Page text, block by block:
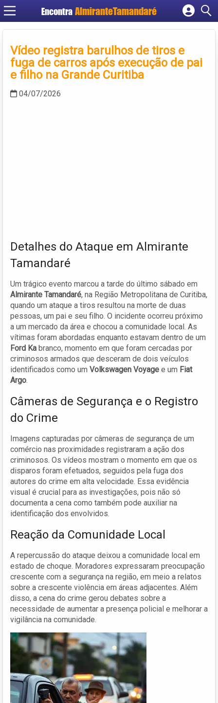
Encontra
Cadastrar empresa
Criar conta
Vídeo registra barulhos de tiros e
fuga de carros após execução de pai
e filho na Grande Curitiba
04/07/2026
Detalhes do Ataque em Almirante
Tamandaré
Um trágico evento marcou a tarde do último sábado em
Almirante Tamandaré, na Região Metropolitana de Curitiba,
quando um ataque a tiros resultou na morte de duas
pessoas, um pai e seu filho. O incidente ocorreu próximo
a um mercado da área e chocou a comunidade local. As
vítimas foram abordadas enquanto estavam dentro de um
Ford Ka branco, momento em que foram cercadas por
criminosos armados que desceram de dois veículos
identificados como um Volkswagen Voyage e um Fiat
Argo.
Câmeras de Segurança e o Registro
do Crime
Imagens capturadas por câmeras de segurança de um
comércio nas proximidades registraram a ação dos
criminosos. Os vídeos mostram o momento em que os
disparos foram efetuados, seguidos pela fuga dos
autores do crime em alta velocidade. Essa evidência
visual é crucial para as investigações, pois não só
documenta a cena como também pode auxiliar na
identificação dos envolvidos.
Reação da Comunidade Local
A repercussão do ataque deixou a comunidade local em
estado de choque. Moradores expressaram preocupação
crescente com a segurança na região, em meio a relatos
sobre a crescente violência em áreas adjacentes. Além
disso, a cena do crime gerou debates sobre a
necessidade de aumentar a presença policial e melhorar a
vigilância na comunidade.